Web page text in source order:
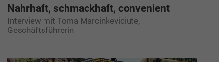
Nahrhaft, schmackhaft, convenient
Interview mit Toma Marcinkeviciute,
Geschäftsführerin